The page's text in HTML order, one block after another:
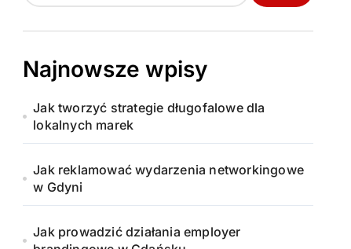
Najnowsze wpisy
Jak tworzyć strategie długofalowe dla
lokalnych marek
Jak reklamować wydarzenia networkingowe
w Gdyni
Jak prowadzić działania employer